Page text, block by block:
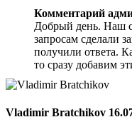
Комментарий
Добрый день. Наш
запросам сделали
получили ответа.
то сразу добавим
Vladimir Bratchikov